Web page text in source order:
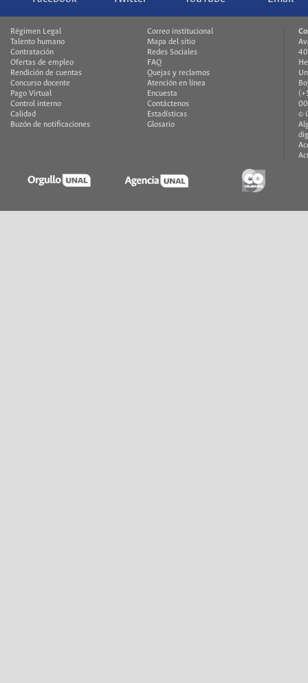
Régimen Legal
Talento humano
Contratación
Ofertas de empleo
Rendición de cuentas
Concurso docente
Pago Virtual
Control interno
Calidad
Buzón de notificaciones
Correo institucional
Mapa del sitio
Redes Sociales
FAQ
Quejas y reclamos
Atención en línea
Encuesta
Contáctenos
Estadísticas
Glosario
©